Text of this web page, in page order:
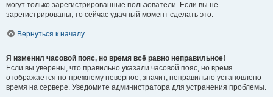
могут только зарегистрированные пользователи. Если вы не
зарегистрированы, то сейчас удачный момент сделать это.
Вернуться к началу
Я изменил часовой пояс, но время всё равно неправильное!
Если вы уверены, что правильно указали часовой пояс, но время
отображается по-прежнему неверное, значит, неправильно установлено
время на сервере. Уведомите администратора для устранения проблемы.